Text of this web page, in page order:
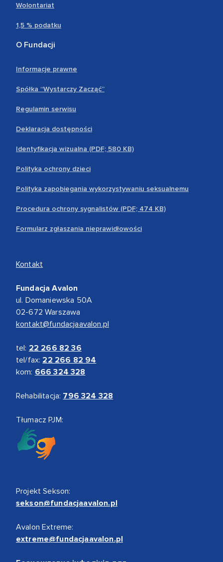
Wolontariat
1,5 % podatku
O Fundacji
Informacje prawne
Spółka “Wystarczy Zacząć”
Regulamin serwisu
Deklaracja dostępności
Identyfikacja wizualna (PDF; 580 KB)
Polityka ochrony dzieci
Polityka zapobiegania wykorzystywaniu seksualnemu
Procedura ochrony sygnalistów (PDF; 474 KB)
Formularz zgłaszania nieprawidłowości
Kontakt
Fundacja Avalon
ul. Domaniewska 50A
02-672 Warszawa
kontakt@fundacjaavalon.pl
tel: 22 266 82 36
tel/fax: 22 266 82 94
kom: 666 324 328
Rehabilitacja: 796 324 328
Tłumacz PJM:
Projekt Sekson:
sekson@fundacjaavalon.pl
Avalon Extreme:
extreme@fundacjaavalon.pl